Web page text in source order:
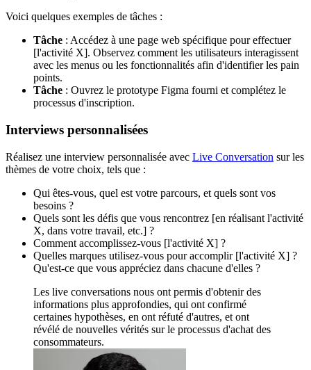
Voici quelques exemples de tâches :
Tâche : Accédez à une page web spécifique pour effectuer
[l'activité X]. Observez comment les utilisateurs interagissent
avec les menus ou les fonctionnalités afin d'identifier les pain
points.
Tâche : Ouvrez le prototype Figma fourni et complétez le
processus d'inscription.
Interviews personnalisées
Réalisez une interview personnalisée avec Live Conversation sur les
thèmes de votre choix, tels que :
Qui êtes-vous, quel est votre parcours, et quels sont vos
besoins ?
Quels sont les défis que vous rencontrez [en réalisant l'activité
X, dans votre travail, etc.] ?
Comment accomplissez-vous [l'activité X] ?
Quelles marques utilisez-vous pour accomplir [l'activité X] ?
Qu'est-ce que vous appréciez dans chacune d'elles ?
Les live conversations nous ont permis d'obtenir des
informations plus approfondies, qui ont confirmé
certaines hypothèses, en ont réfuté d'autres, et ont
révélé de nouvelles vérités sur le processus d'achat des
consommateurs.